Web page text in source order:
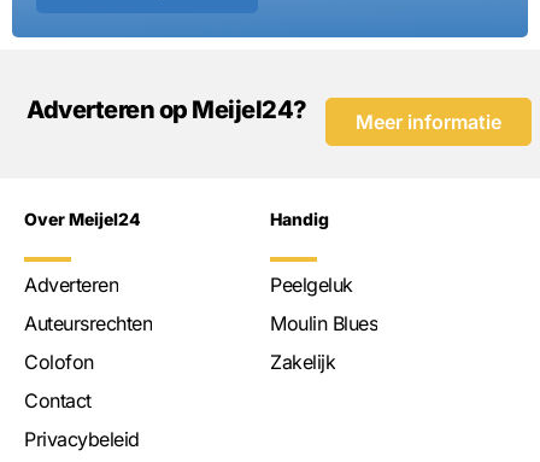
Adverteren op Meijel24? Meer informatie
Over Meijel24
Adverteren
Auteursrechten
Colofon
Contact
Privacybeleid
Handig
Peelgeluk
Moulin Blues
Zakelijk